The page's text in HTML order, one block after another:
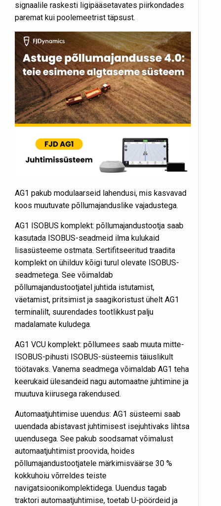
signaalile raskesti ligipääsetavates piirkondades
paremat kui poolemeetrist täpsust.
AG1 pakub modulaarseid lahendusi, mis kasvavad
koos muutuvate põllumajanduslike vajadustega.
AG1 ISOBUS komplekt: põllumajandustootja saab
kasutada ISOBUS-seadmeid ilma kulukaid
lisasüsteeme ostmata. Sertifitseeritud traadita
komplekt on ühilduv kõigi turul olevate ISOBUS-
seadmetega. See võimaldab
põllumajandustootjatel juhtida istutamist,
väetamist, pritsimist ja saagikoristust ühelt AG1
terminalilt, suurendades tootlikkust palju
madalamate kuludega.
AG1 VCU komplekt: põllumees saab muuta mitte-
ISOBUS-pihusti ISOBUS-süsteemis täiuslikult
töötavaks. Vanema seadmega võimaldab AG1 teha
keerukaid ülesandeid nagu automaatne juhtimine ja
muutuva kiirusega rakendused.
Automaatjuhtimise uuendus: AG1 süsteemi saab
uuendada abistavast juhtimisest isejuhtivaks lihtsa
uuendusega. See pakub soodsamat võimalust
automaatjuhtimist proovida, hoides
põllumajandustootjatele märkimisväärse 30 %
kokkuhoiu võrreldes teiste
navigatsioonikomplektidega. Uuendus tagab
traktori automaatjuhtimise, toetab U-pöördeid ja